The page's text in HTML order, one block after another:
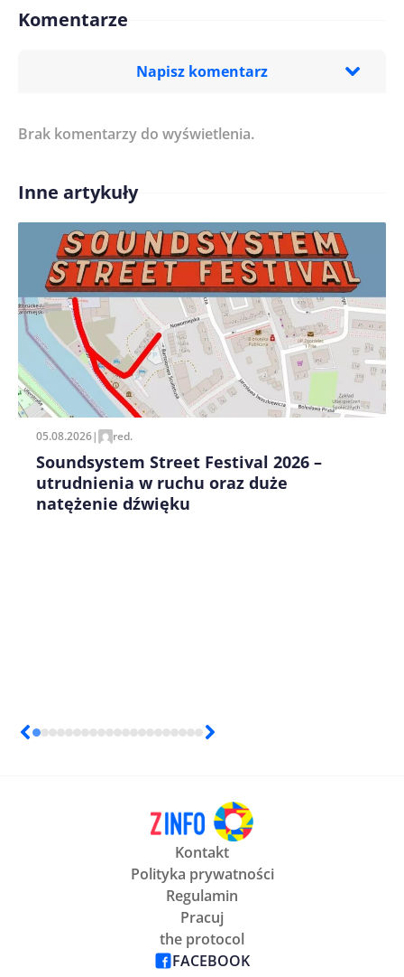
Komentarze
Napisz komentarz
Treść komentarza*
Imię/ Nick*
Zapamiętaj moje dane w tej przeglądarce podczas
pisania kolejnych komentarzy.
Brak komentarzy do wyświetlenia.
Inne artykuły
05.08.2026| red.
Soundsystem Street Festival 2026 –
utrudnienia w ruchu oraz duże
natężenie dźwięku
Kontakt
Polityka prywatności
Regulamin
Pracuj
the protocol
FACEBOOK